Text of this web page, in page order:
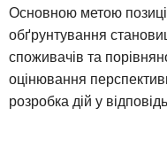
Основною метою
обґрунтування
споживачів та
оцінювання
розробка дій у